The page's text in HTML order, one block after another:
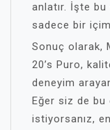
anlatır. İşte
sadece bir
Sonuç olarak,
20’s Puro,
deneyim
Eğer siz de bu
istiyorsanız,